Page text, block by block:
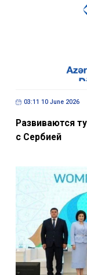
03:11 10 June 2026
Развиваются
с Сербией